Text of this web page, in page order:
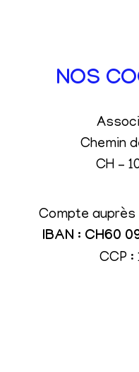
NOS
Chemin
CH –
Compte
IBAN : CH60
CCP